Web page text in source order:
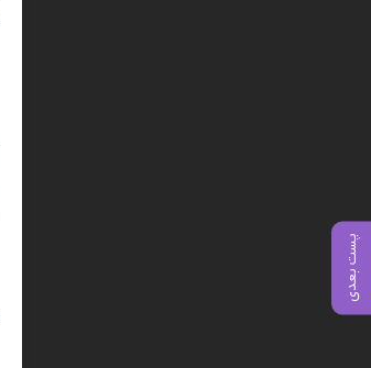
پست بعدی